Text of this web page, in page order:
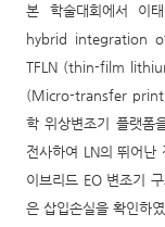
본 학술대회에서 이
hybrid integration
TFLN (thin-film
(Micro-transfer
학 위상변조기 플랫폼
전사하여 LN의 뛰어난
이브리드EO 변조기
은 삽입손실을 확인하